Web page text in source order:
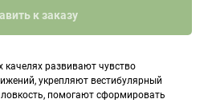
к заказу
развивают чувство
укрепляют вестибулярный
помогают сформировать